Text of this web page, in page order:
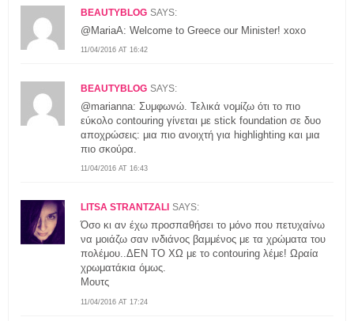
BEAUTYBLOG SAYS:
11/04/2016 AT 16:42
@MariaA: Welcome to Greece our Minister! xoxo
BEAUTYBLOG SAYS:
11/04/2016 AT 16:43
@marianna: Συμφωνώ. Τελικά νομίζω ότι το πιο
εύκολο contouring γίνεται με stick foundation σε δυο
αποχρώσεις: μια πιο ανοιχτή για highlighting και μια
πιο σκούρα.
LITSA STRANTZALI SAYS:
11/04/2016 AT 17:24
Όσο κι αν έχω προσπαθήσει το μόνο που πετυχαίνω
να μοιάζω σαν ινδιάνος βαμμένος με τα χρώματα του
πολέμου..ΔΕΝ ΤΟ ΧΩ με το contouring λέμε! Ωραία
χρωματάκια όμως.
Μουτς